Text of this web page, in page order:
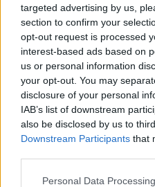
targeted advertising by us,
section to confirm your
opt-out request is processed
interest-based ads based on
us or personal information
your opt-out. You may
disclosure of your personal
IAB’s list of downstream
also be disclosed by us to
Downstream Participants that
Please note that this website/
Personal Data
Προσθέστε το
ΗΎπατη Αρμοστεία
για τα Ανθρώπινα
σήμερα ότι έχει
875 φόνους τις
σε σημεία διανομής
οποία διαχειρίζεται
τις ΗΠΑ και το Ισραήλ